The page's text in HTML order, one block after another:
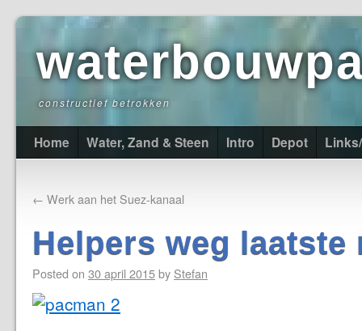
constructief betrokken
Home Water, Zand & Steen Intro Depot
← Werk aan het Suez-kanaal
Helpers weg laatste
Posted on 30 april 2015by Stefan